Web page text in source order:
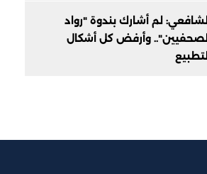
الشافعي: لم أشارك بندوة "رواد
الصحفيين".. وأرفض كل أشكال
التطبيع